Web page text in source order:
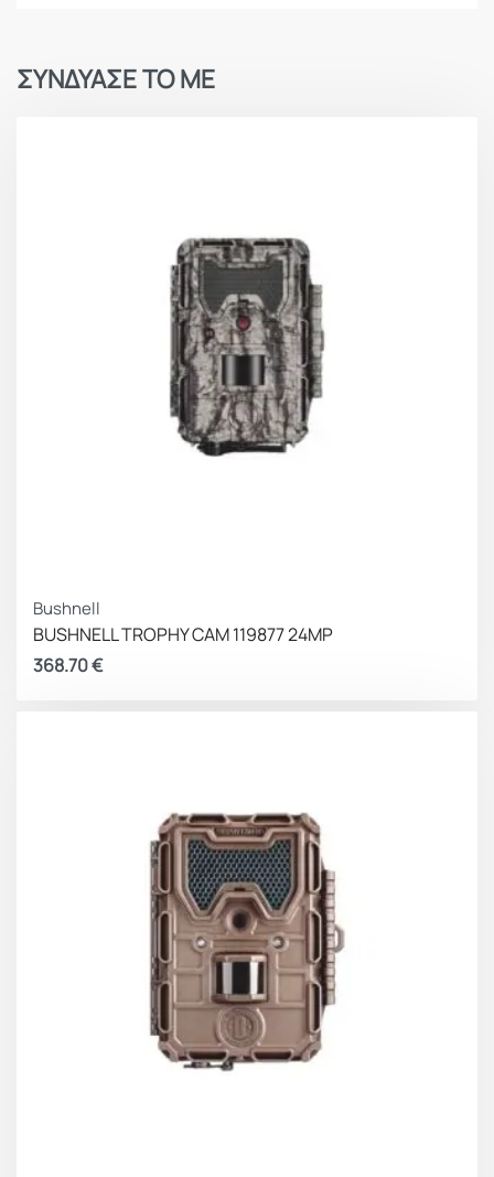
ΣΥΝΔΥΑΣΕ ΤΟ ΜΕ
Bushnell
BUSHNELL TROPHY CAM 119877 24MP
368.70€